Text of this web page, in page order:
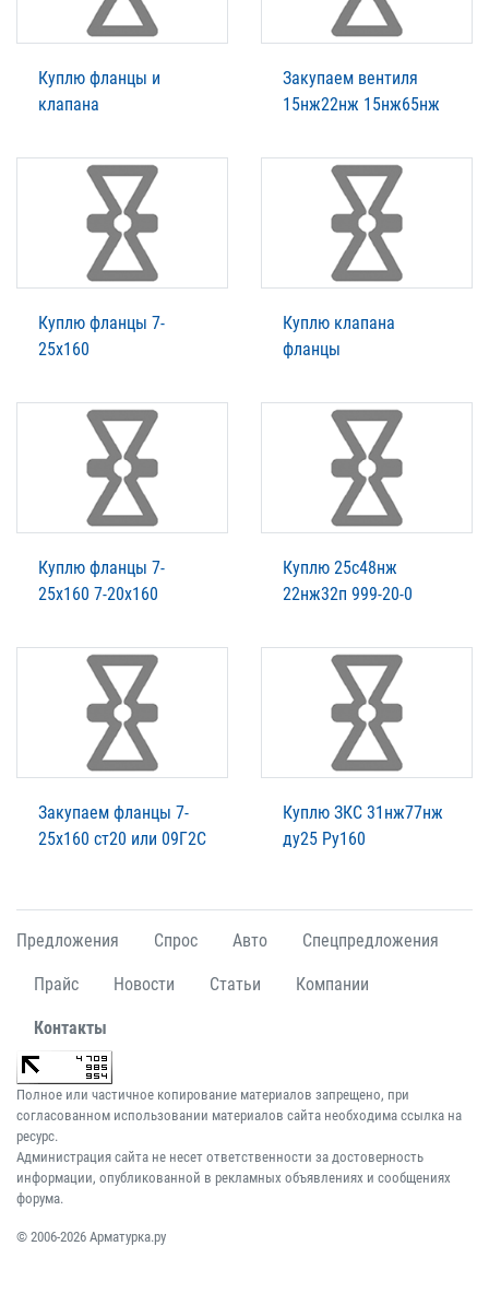
Куплю фланцы и
клапана
Закупаем вентиля
15нж22нж 15нж65нж
Куплю фланцы 7-
25х160
Куплю клапана
фланцы
Куплю фланцы 7-
25х160 7-20х160
Куплю 25с48нж
22нж32п 999-20-0
Закупаем фланцы 7-
25х160 ст20 или 09Г2С
Куплю ЗКС 31нж77нж
ду25 Ру160
Предложения Спрос Авто Спецпредложения
Прайс Новости Статьи Компании
Контакты
Полное или частичное копирование материалов запрещено, при
согласованном использовании материалов сайта необходима ссылка на
ресурс.
Администрация сайта не несет ответственности за достоверность
информации, опубликованной в рекламных объявлениях и сообщениях
форума.
© 2006-2026 Арматурка.ру